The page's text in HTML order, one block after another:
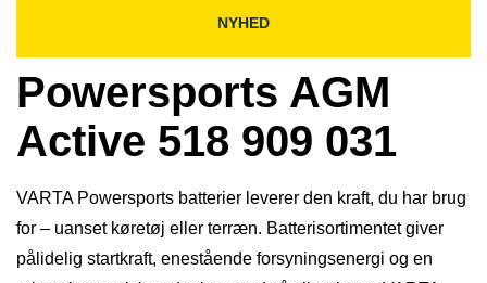
NYHED
Powersports AGM
Active 518 909 031
VARTA Powersports batterier leverer den kraft, du har brug
for – uanset køretøj eller terræn. Batterisortimentet giver
pålidelig startkraft, enestående forsyningsenergi og en